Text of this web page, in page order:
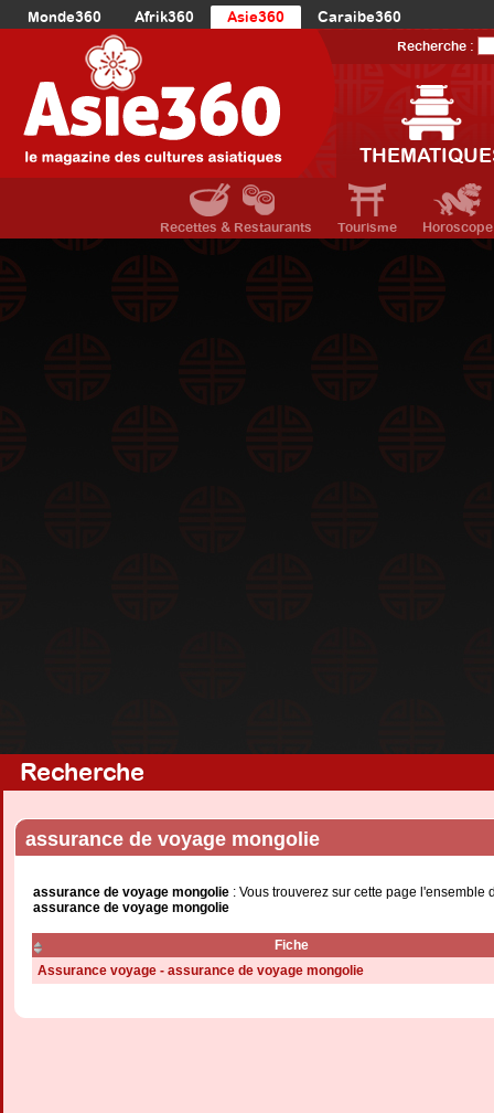
Monde360 Afrik360 Asie360
Caraibe360
Europe360
AmériqueDuNord360
Océanie360
Recherche :
Recettes & Restaurants Tourisme Horoscope
Recherche
assurance de voyage mongolie
assurance de voyage mongolie : Vous trouverez sur cette page
assurance de voyage mongolie
Fiche
Assurance voyage - assurance de voyage mongolie